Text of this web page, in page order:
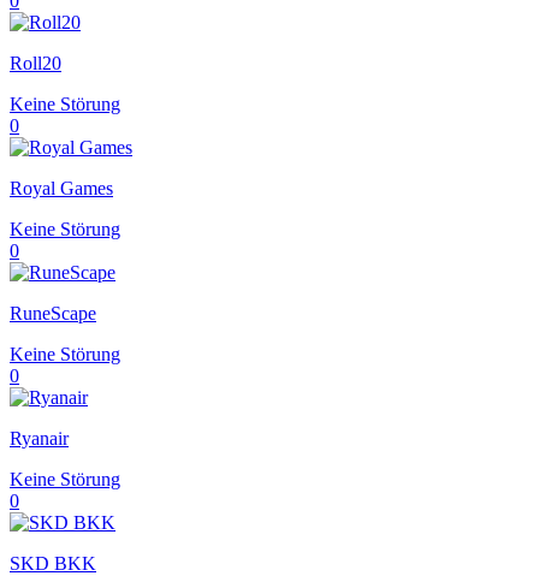
Roll20
Keine Störung
0
Royal Games
Keine Störung
0
RuneScape
Keine Störung
0
Ryanair
Keine Störung
0
SKD BKK